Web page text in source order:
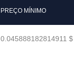
PREÇO MÍNIMO
0.045888182814911 $